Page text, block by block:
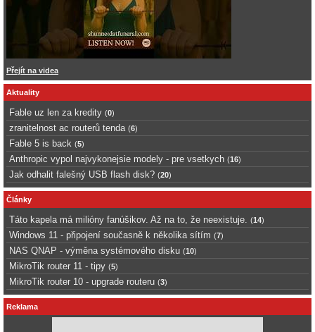
Přejít na videa
Aktuality
Fable uz len za kredity (0)
zranitelnost ac routerů tenda (6)
Fable 5 is back (5)
Anthropic vypol najvykonejsie modely - pre vsetkych (16)
Jak odhalit falešný USB flash disk? (20)
Články
Táto kapela má milióny fanúšikov. Až na to, že neexistuje. (14)
Windows 11 - připojení současně k několika sítím (7)
NAS QNAP - výměna systémového disku (10)
MikroTik router 11 - tipy (5)
MikroTik router 10 - upgrade routeru (3)
Reklama